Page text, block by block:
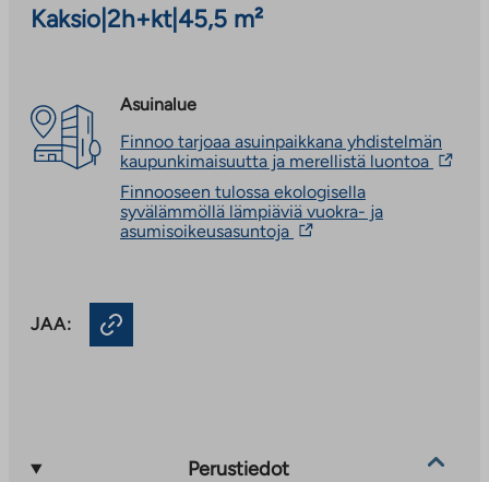
Kaksio 2h+kt| 45,5 m²
Asuinalue
Finnoo tarjoaa asuinpaikkana yhdistelmän
kaupunkimaisuutta ja merellistä luontoa Linkki
Finnooseen tulossa ekologisella
syvälämmöllä lämpiäviä vuokra- ja
asumisoikeusasuntoja Linkki
JAA:
Perustiedot